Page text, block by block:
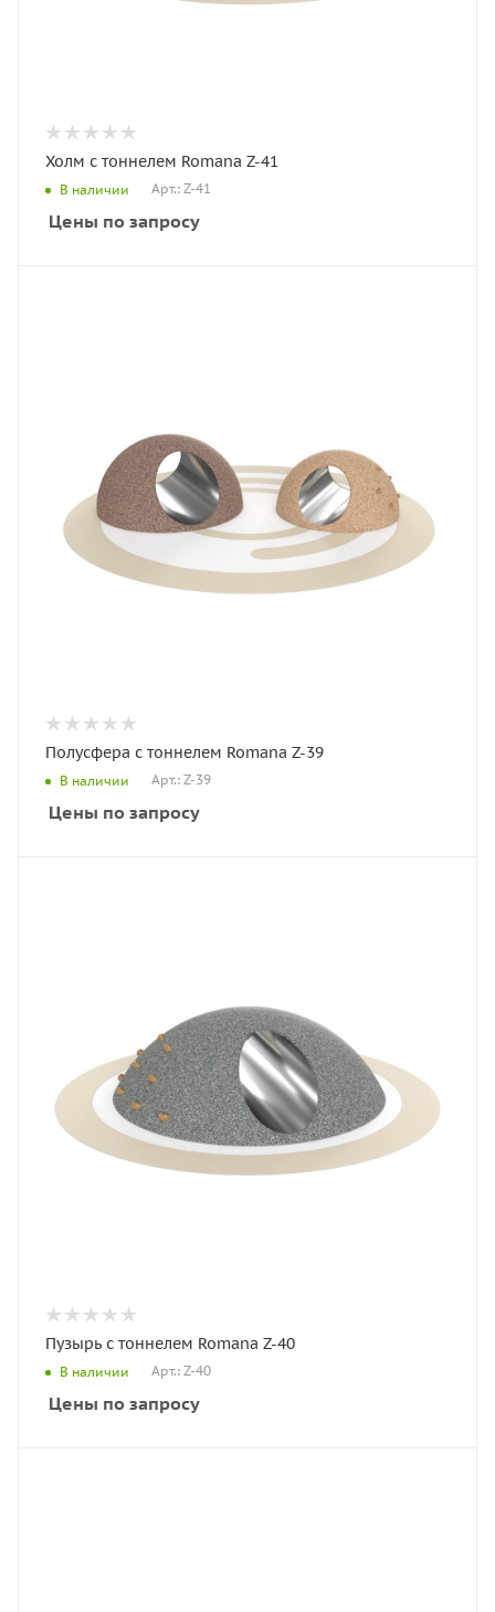
Холм с тоннелем Romana Z-41
В наличии Арт.: Z-41
Цены по запросу
Полусфера с тоннелем Romana Z-39
В наличии Арт.: Z-39
Цены по запросу
Пузырь с тоннелем Romana Z-40
В наличии Арт.: Z-40
Цены по запросу